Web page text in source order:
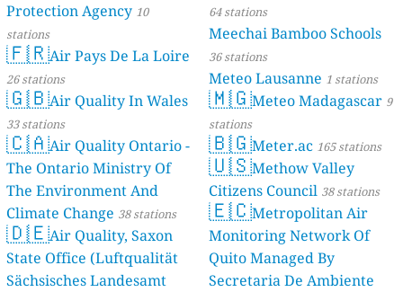
Protection Agency 10
stations
🇫🇷Air Pays De La Loire
26 stations
🇬🇧Air Quality In Wales
33 stations
🇨🇦Air Quality Ontario -
The Ontario Ministry Of
The Environment And
Climate Change 38 stations
🇩🇪Air Quality, Saxon
State Office (Luftqualität
Sächsisches Landesamt
64 stations
Meechai Bamboo Schools
36 stations
Meteo Lausanne 1 stations
🇲🇬Meteo Madagascar 9
stations
🇧🇬Meter.ac 165 stations
🇺🇸Methow Valley
Citizens Council 38 stations
🇪🇨Metropolitan Air
Monitoring Network Of
Quito Managed By
Secretaria De Ambiente